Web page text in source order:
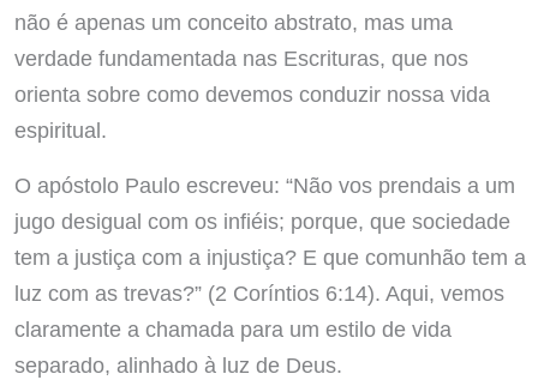
não é apenas um conceito abstrato, mas uma
verdade fundamentada nas Escrituras, que nos
orienta sobre como devemos conduzir nossa vida
espiritual.
O apóstolo Paulo escreveu: “Não vos prendais a um
jugo desigual com os infiéis; porque, que sociedade
tem a justiça com a injustiça? E que comunhão tem a
luz com as trevas?” (2 Coríntios 6:14). Aqui, vemos
claramente a chamada para um estilo de vida
separado, alinhado à luz de Deus.